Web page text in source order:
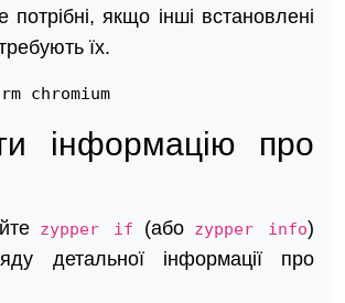
потрібні, якщо інші встановлені
їх.
chromium
інформацію про
zypper if (або zypper info)
детальної інформації про